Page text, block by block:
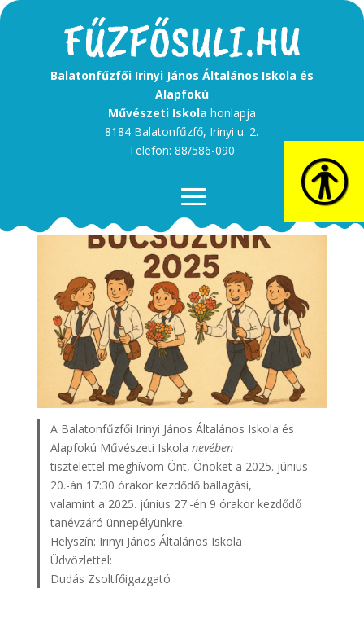
Balatonfűzfői Irinyi János Általános Iskola és
Alapfokú
Művészeti Iskola honlapja
8184 Balatonfűzfő, Irinyi u. 2.
Telefon: 88/586-090
A Balatonfűzfői Irinyi János Általános Iskola és
Alapfokú Művészeti Iskola nevében
tisztelettel meghívom Önt, Önöket a 2025. június
20.-án 17:30 órakor kezdődő ballagási,
valamint a 2025. június 27.-én 9 órakor kezdődő
tanévzáró ünnepélyünkre.
Helyszín: Irinyi János Általános Iskola
Üdvözlettel:
Dudás Zsoltfőigazgató